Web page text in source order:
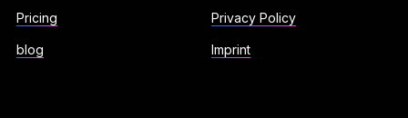
Pricing
blog
Privacy Policy
Imprint